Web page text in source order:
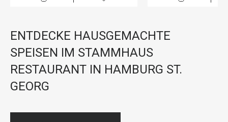
ENTDECKE HAUSGEMACHTE
SPEISEN IM STAMMHAUS
RESTAURANT IN HAMBURG ST.
GEORG